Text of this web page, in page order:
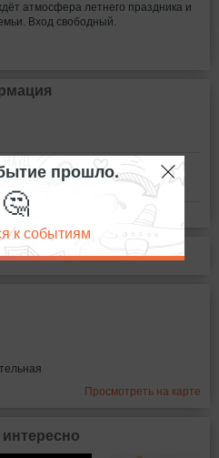
атмосфера летнего праздника и
Вход свободный.
Просмотреть на карте
прошло.
🤔
к событиям